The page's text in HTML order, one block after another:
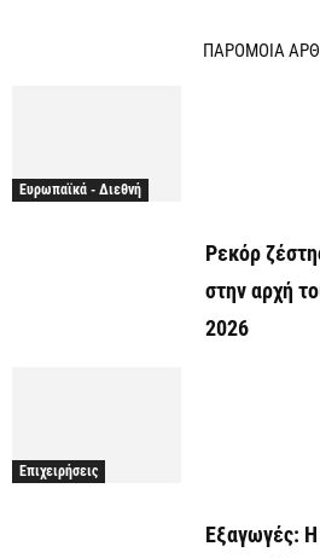
ΠΑΡΟΜΟΙΑ
Ευρωπαϊκά - Διεθνή
Ρεκόρ
στην αρχή
2026
Επιχειρήσεις
Εξαγωγές: Η